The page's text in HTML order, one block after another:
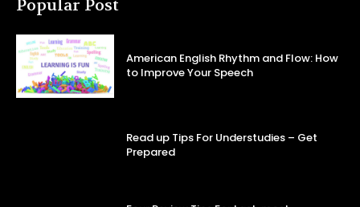
Popular Post
American English Rhythm and Flow: How
to Improve Your Speech
Read up Tips For Understudies – Get
Prepared